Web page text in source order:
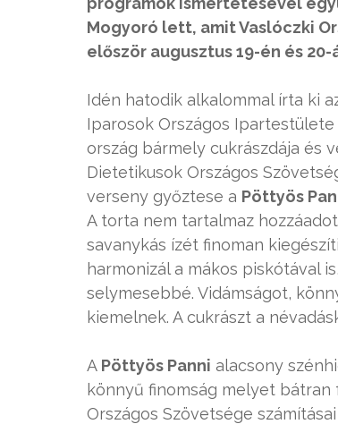
Mogyoró lett, amit Vaslóczki
először augusztus 19-én és
Idén hatodik alkalommal írta ki
Iparosok Országos
ország bármely cukrászdája és
Dietetikusok Országos
verseny győztese a Pöttyös
A torta nem tartalmaz
savanykás ízét finoman
harmonizál a mákos piskótával
selymesebbé. Vidámságot,
kiemelnek. A cukrászt a
A Pöttyös Panni alacsony
könnyű finomság melyet
Országos Szövetsége